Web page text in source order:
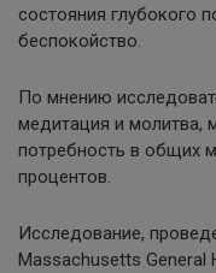
состояния глубокого
беспокойство.
По мнению
медитация и молитва,
потребность в общих
процентов.
Исследование,
Massachusetts General